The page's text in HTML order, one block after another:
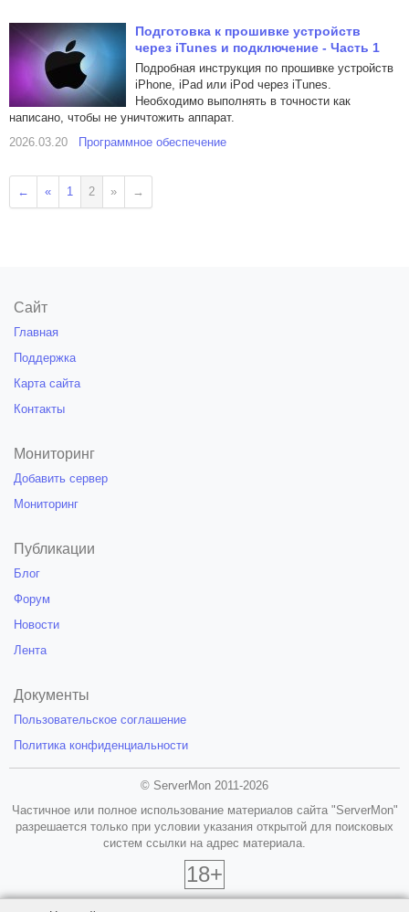
Подготовка к прошивке устройств
через iTunes и подключение - Часть 1
Подробная инструкция по прошивке устройств
iPhone, iPad или iPod через iTunes.
Необходимо выполнять в точности как
написано, чтобы не уничтожить аппарат.
2026.03.20
Программное обеспечение
← « 1 2 » →
Сайт
Главная
Поддержка
Карта сайта
Контакты
Мониторинг
Добавить сервер
Мониторинг
Публикации
Блог
Форум
Новости
Лента
Документы
Пользовательское соглашение
Политика конфиденциальности
© ServerMon 2011-2026
Частичное или полное использование материалов сайта "ServerMon"
разрешается только при условии указания открытой для поисковых
систем ссылки на адрес материала.
18+